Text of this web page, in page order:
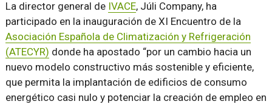
La director general de IVACE, Júli Company, ha
participado en la inauguración de XI Encuentro de la
Asociación Española de Climatización y Refrigeración
(ATECYR) donde ha apostado por un cambio hacia un
nuevo modelo constructivo más sostenible y eficiente,
que permita la implantación de edificios de consumo
energético casi nulo y potenciar la creación de empleo en